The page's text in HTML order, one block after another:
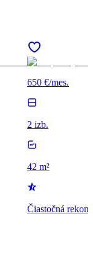
650 €/mes.
2 izb.
42 m²
Čiastočná